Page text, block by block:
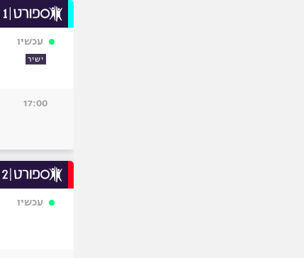
עכשיו
ישיר
17:00
עכשיו